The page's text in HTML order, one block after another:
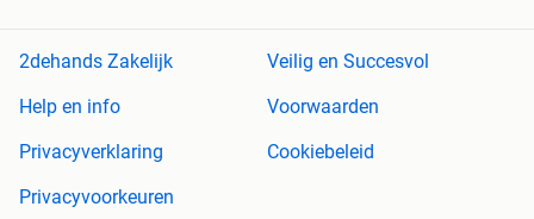
2dehands Zakelijk
Veilig en Succesvol
Help en info
Voorwaarden
Privacyverklaring
Cookiebeleid
Privacyvoorkeuren